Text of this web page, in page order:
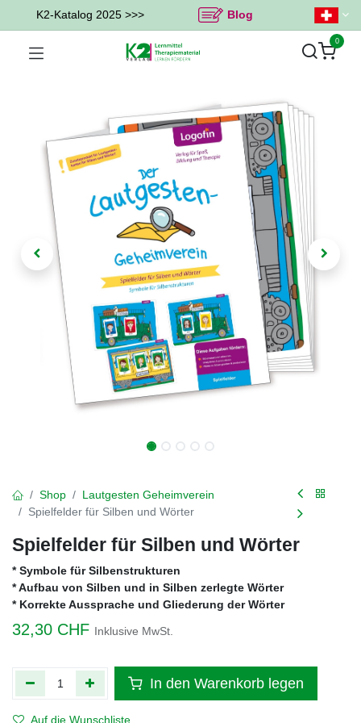
K2-Katalog 2025 >>> Blog
0
Shop
Lautgesten Geheimverein
Spielfelder für Silben und Wörter
Spielfelder für Silben und Wörter
* Symbole für Silbenstrukturen
* Aufbau von Silben und in Silben zerlegte Wörter
* Korrekte Aussprache und Gliederung der Wörter
32,30 CHF Inklusive MwSt.
In den Warenkorb legen
Auf die Wunschliste